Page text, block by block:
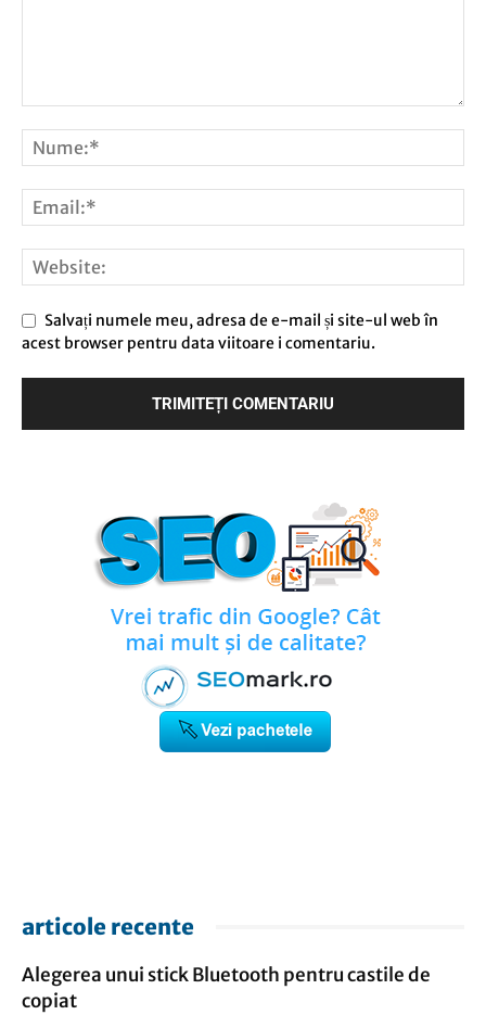
Salvați numele meu, adresa de e-mail și site-ul web în
acest browser pentru data viitoare i comentariu.
articole recente
Alegerea unui stick Bluetooth pentru castile de
copiat